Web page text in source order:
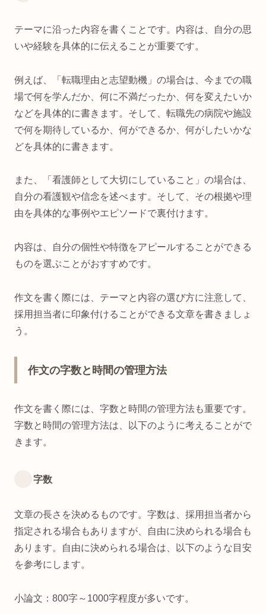
テーマに沿った内容を書くことです。内容は、自分の思
いや経験を具体的に伝えることが重要です。
例えば、「転職理由と志望動機」の場合は、今までの職
場で何を学んだか、何に不満だったか、何を変えたいか
などを具体的に書きます。そして、転職先の病院や施設
で何を期待しているか、何ができるか、何がしたいかな
どを具体的に書きます。
また、「看護師として大切にしていること」の場合は、
自分の看護観や信念を述べます。そして、その根拠や理
由を具体的な事例やエピソードで裏付けます。
内容は、自分の個性や特徴をアピールすることができる
ものを選ぶことがおすすめです。
作文を書く際には、テーマと内容の選び方に注意して、
採用担当者に印象付けることができる文章を書きましょ
う。
作文の字数と時間の管理方法
作文を書く際には、字数と時間の管理方法も重要です。
字数と時間の管理方法は、以下のように考えることがで
きます。
字数
文章の長さを決めるものです。字数は、採用担当者から
指定される場合もありますが、自由に決められる場合も
あります。自由に決められる場合は、以下のような目安
を参考にします。
小論文：800字～1000字程度が多いです。